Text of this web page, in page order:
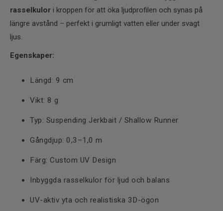
rasselkulor i kroppen för att öka ljudprofilen och synas på
längre avstånd – perfekt i grumligt vatten eller under svagt
ljus.
Egenskaper:
Längd: 9 cm
Vikt: 8 g
Typ: Suspending Jerkbait / Shallow Runner
Gångdjup: 0,3–1,0 m
Färg: Custom UV Design
Inbyggda rasselkulor för ljud och balans
UV-aktiv yta och realistiska 3D-ögon